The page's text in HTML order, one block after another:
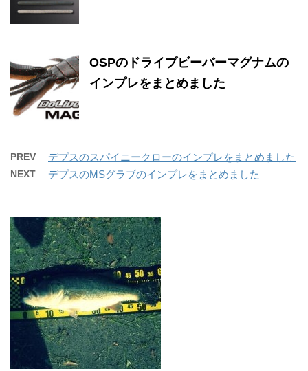
OSPのドライブビーバーマグナムの
インプレをまとめました
PREV デプスのスパイニークローのインプレをまとめました
NEXT デプスのMSグラブのインプレをまとめました